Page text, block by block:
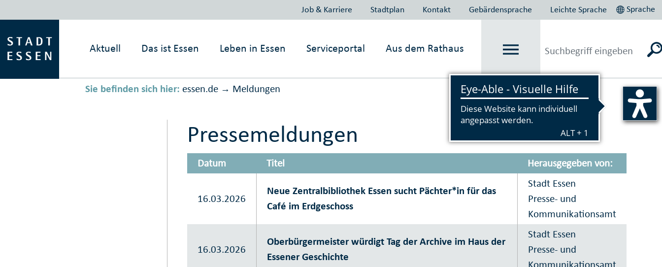
Job & Karriere Stadtplan Kontakt Gebärdensprache Leichte Sprache Sprache
Aktuell Das ist Essen Leben in Essen Serviceportal Aus dem Rathaus
Sie befinden sich hier: essen.de → Meldungen Vorlesen
Pressemeldungen
Datum Titel Herausgegeben von:
16.03.2026
Neue Zentralbibliothek Essen sucht Pächter*in für das
Café im Erdgeschoss
Stadt Essen
Presse- und
Kommunikationsamt
16.03.2026
Oberbürgermeister würdigt Tag der Archive im Haus der
Essener Geschichte
Stadt Essen
Presse- und
Kommunikationsamt